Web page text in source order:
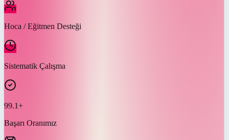
Hoca / Eğitmen Desteği
Sistematik Çalışma
99.1+
Başarı Oranımız